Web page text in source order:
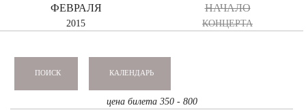
ФЕВРАЛЯ
2015
НАЧАЛО
КОНЦЕРТА
ПОИСК КАЛЕНДАРЬ
цена билета 350 - 800